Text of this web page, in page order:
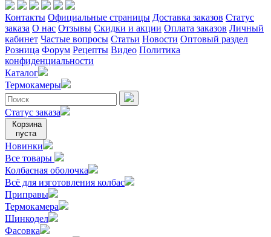
Контакты Официальные страницы Доставка заказов Статус
заказа О нас Отзывы Скидки и акции Оплата заказов Личный
кабинет Частые вопросы Статьи Новости Оптовый раздел
Розница Форум Рецепты Видео Политика
конфиденциальности
Каталог
Термокамеры
Статус заказа
Корзина
пуста
Новинки
Все товары
Колбасная оболочка
Всё для изготовления колбас
Приправы
Термокамера
Шинкодел
Фасовка